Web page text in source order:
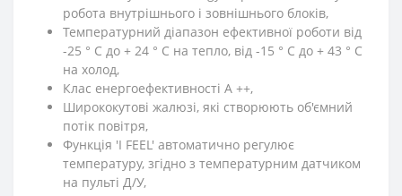
робота внутрішнього і зовнішнього блоків,
Температурний діапазон ефективної роботи від
-25 ° C до + 24 ° C на тепло, від -15 ° C до + 43 ° C
на холод,
Клас енергоефективності А ++,
Ширококутові жалюзі, які створюють об'ємний
потік повітря,
Функція 'I FEEL' автоматично регулює
температуру, згідно з температурним датчиком
на пульті Д/У,